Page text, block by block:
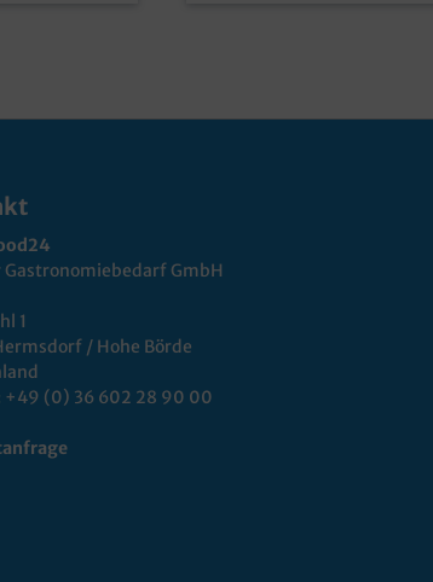
Gastronomiebedarf GmbH
1
/ Hohe Börde
+49 (0) 36 602 28 90 00